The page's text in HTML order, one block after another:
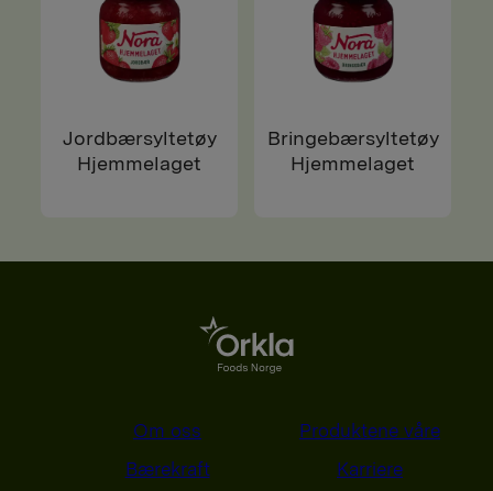
Jordbærsyltetøy
Hjemmelaget
Bringebærsyltetøy
Hjemmelaget
Om oss
Produktene våre
Bærekraft
Karriere